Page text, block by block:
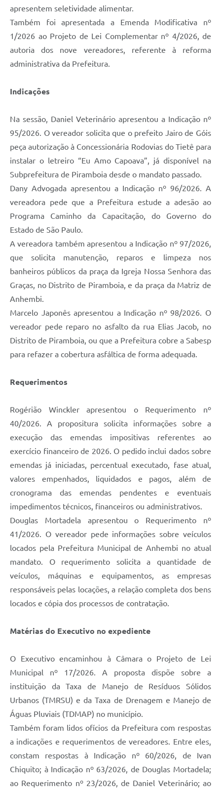
apresentem seletividade alimentar.
Também foi apresentada a Emenda Modificativa nº
1/2026 ao Projeto de Lei Complementar nº 4/2026, de
autoria dos nove vereadores, referente à reforma
administrativa da Prefeitura.
Indicações
Na sessão, Daniel Veterinário apresentou a Indicação nº
95/2026. O vereador solicita que o prefeito Jairo de Góis
peça autorização à Concessionária Rodovias do Tietê para
instalar o letreiro “Eu Amo Capoava”, já disponível na
Subprefeitura de Piramboia desde o mandato passado.
Dany Advogada apresentou a Indicação nº 96/2026. A
vereadora pede que a Prefeitura estude a adesão ao
Programa Caminho da Capacitação, do Governo do
Estado de São Paulo.
A vereadora também apresentou a Indicação nº 97/2026,
que solicita manutenção, reparos e limpeza nos
banheiros públicos da praça da Igreja Nossa Senhora das
Graças, no Distrito de Piramboia, e da praça da Matriz de
Anhembi.
Marcelo Japonês apresentou a Indicação nº 98/2026. O
vereador pede reparo no asfalto da rua Elias Jacob, no
Distrito de Piramboia, ou que a Prefeitura cobre a Sabesp
para refazer a cobertura asfáltica de forma adequada.
Requerimentos
Rogérião Winckler apresentou o Requerimento nº
40/2026. A propositura solicita informações sobre a
execução das emendas impositivas referentes ao
exercício financeiro de 2026. O pedido inclui dados sobre
emendas já iniciadas, percentual executado, fase atual,
valores empenhados, liquidados e pagos, além de
cronograma das emendas pendentes e eventuais
impedimentos técnicos, financeiros ou administrativos.
Douglas Mortadela apresentou o Requerimento nº
41/2026. O vereador pede informações sobre veículos
locados pela Prefeitura Municipal de Anhembi no atual
mandato. O requerimento solicita a quantidade de
veículos, máquinas e equipamentos, as empresas
responsáveis pelas locações, a relação completa dos bens
locados e cópia dos processos de contratação.
Matérias do Executivo no expediente
O Executivo encaminhou à Câmara o Projeto de Lei
Municipal nº 17/2026. A proposta dispõe sobre a
instituição da Taxa de Manejo de Resíduos Sólidos
Urbanos (TMRSU) e da Taxa de Drenagem e Manejo de
Águas Pluviais (TDMAP) no município.
Também foram lidos ofícios da Prefeitura com respostas
a indicações e requerimentos de vereadores. Entre eles,
constam respostas à Indicação nº 60/2026, de Ivan
Chiquito; à Indicação nº 63/2026, de Douglas Mortadela;
ao Requerimento nº 23/2026, de Daniel Veterinário; ao